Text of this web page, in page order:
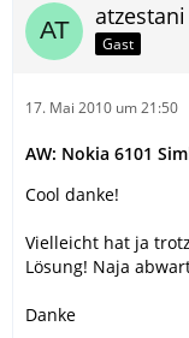
atzestani
Gast
17. Mai 2010 um 21:50
AW: Nokia 6101
Cool danke!
Vielleicht hat ja
Lösung! Naja
Danke